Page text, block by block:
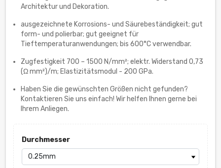
Architektur und Dekoration.
ausgezeichnete Korrosions- und Säurebeständigkeit; gut
form- und polierbar; gut geeignet für
Tieftemperaturanwendungen; bis 600°C verwendbar.
Zugfestigkeit 700 – 1500 N/mm²; elektr. Widerstand 0,73
(Ω mm²)/m; Elastizitätsmodul - 200 GPa.
Haben Sie die gewünschten Größen nicht gefunden?
Kontaktieren Sie uns einfach! Wir helfen Ihnen gerne bei
Ihrem Anliegen.
Durchmesser